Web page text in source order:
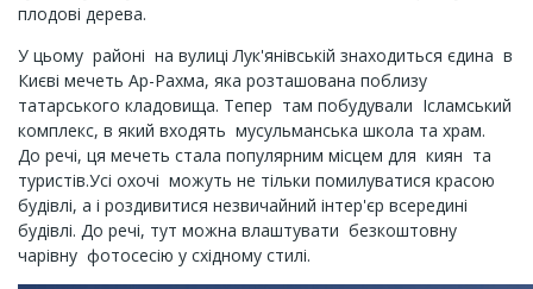
плодові дерева.
У цьому районі на вулиці Лук'янівській знаходиться єдина в
Києві мечеть Ар-Рахма, яка розташована поблизу
татарського кладовища. Тепер там побудували Ісламський
комплекс, в який входять мусульманська школа та храм.
До речі, ця мечеть стала популярним місцем для киян та
туристів.Усі охочі можуть не тільки помилуватися красою
будівлі, а і роздивитися незвичайний інтер'єр всередині
будівлі. До речі, тут можна влаштувати безкоштовну
чарівну фотосесію у східному стилі.